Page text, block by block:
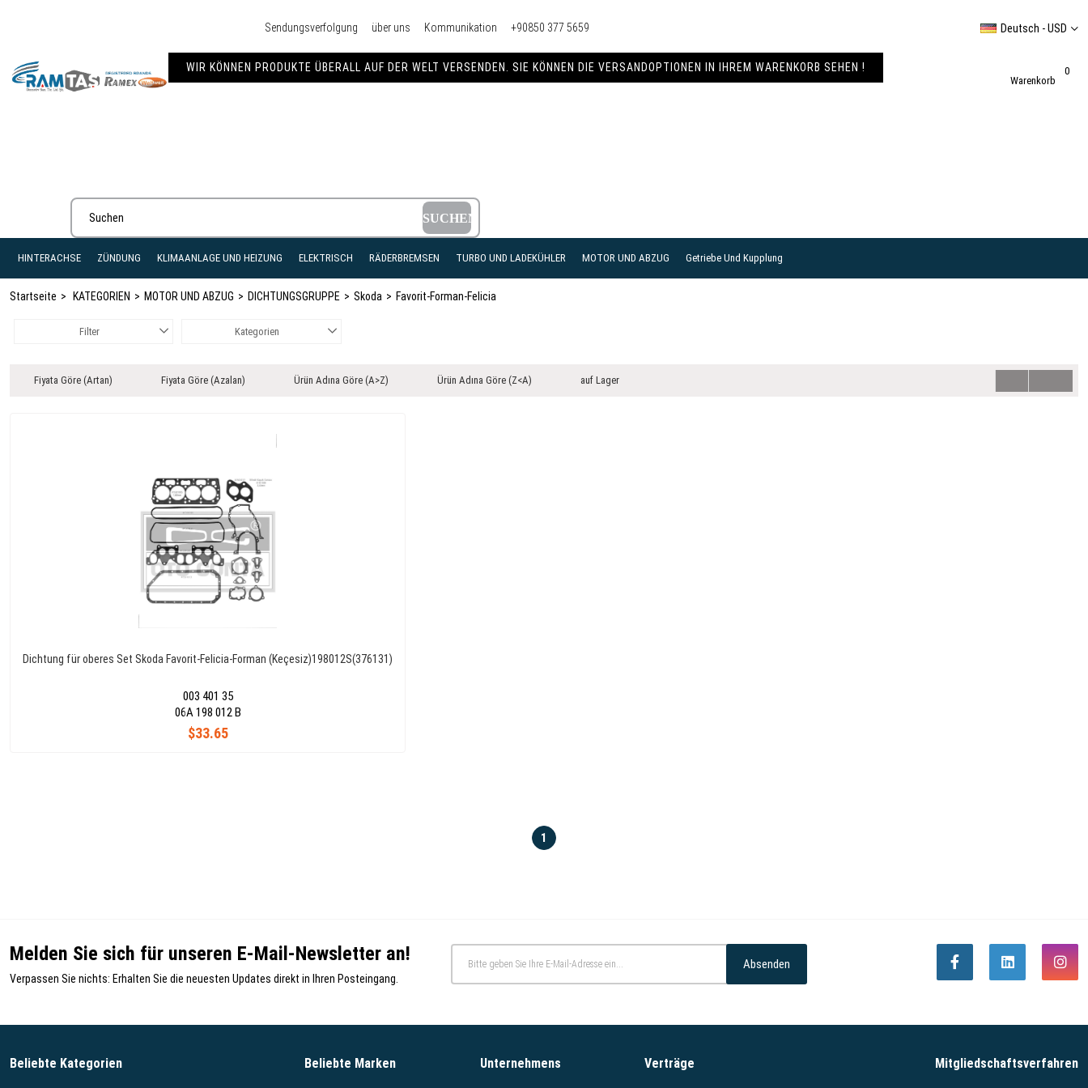
Sendungsverfolgung über uns Kommunikation +90850 377 5659
WIR KÖNNEN PRODUKTE ÜBERALL AUF DER WELT VERSENDEN. SIE KÖNNEN DIE VERSANDOPTIONEN IN IHREM WARENKORB SEHEN !
Deutsch - USD
Warenkorb
0
HINTERACHSE ZÜNDUNG KLIMAANLAGE UND HEIZUNG ELEKTRISCH RÄDERBREMSEN TURBO UND LADEKÜHLER MOTOR UND ABZUG Getriebe Und Kupplung
Startseite KATEGORIEN MOTOR UND ABZUG DICHTUNGSGRUPPE Skoda Favorit-Forman-Felicia
Filter Kategorien
Fiyata Göre (Artan) Fiyata Göre (Azalan) Ürün Adına Göre (A>Z) Ürün Adına Göre (Z<A) auf Lager
Dichtung für oberes Set Skoda Favorit-Felicia-Forman (Keçesiz)198012S(376131)
003 401 35
$33.65
06A 198 012 B
1
Melden Sie sich für unseren E-Mail-Newsletter an!
Verpassen Sie nichts: Erhalten Sie die neuesten Updates direkt in Ihren Posteingang.
Absenden
Beliebte Kategorien Beliebte Marken Unternehmens Verträge Mitgliedschaftsverfahren